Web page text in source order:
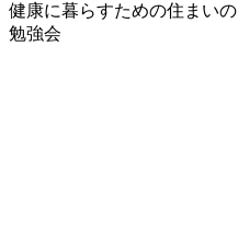
健康に暮らすための住まいの
勉強会